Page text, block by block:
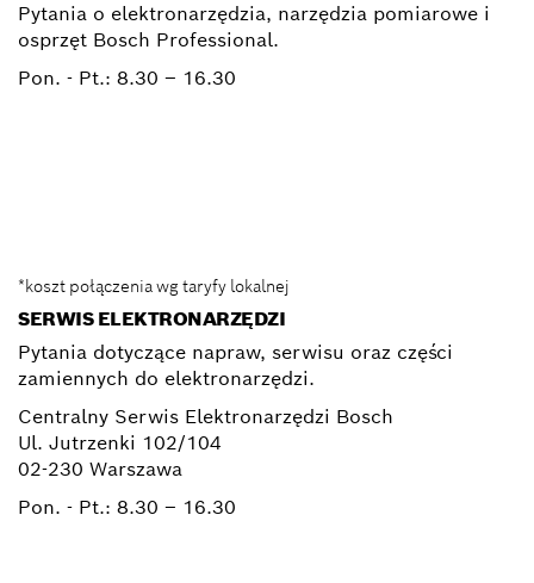
Pytania o elektronarzędzia, narzędzia pomiarowe i
osprzęt Bosch Professional.
Pon. - Pt.: 8.30 – 16.30
*koszt połączenia wg taryfy lokalnej
SERWIS ELEKTRONARZĘDZI
Pytania dotyczące napraw, serwisu oraz części
zamiennych do elektronarzędzi.
Centralny Serwis Elektronarzędzi Bosch
Ul. Jutrzenki 102/104
02-230 Warszawa
Pon. - Pt.: 8.30 – 16.30